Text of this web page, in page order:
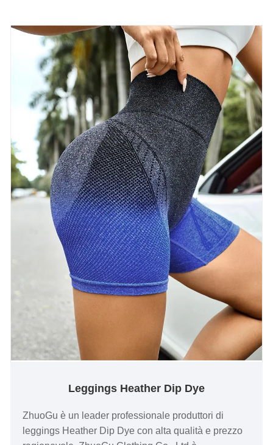
orientamento e trattative commerciali.
Leggings Heather Dip Dye
ZhuoGu è un leader professionale produttori di
leggings Heather Dip Dye con alta qualità e prezzo